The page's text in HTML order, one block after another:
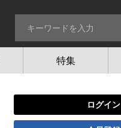
特集
ログイン